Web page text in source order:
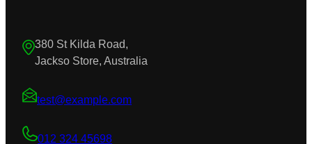
380 St Kilda Road,
Jackso Store, Australia
test@example.com
012 324 45698